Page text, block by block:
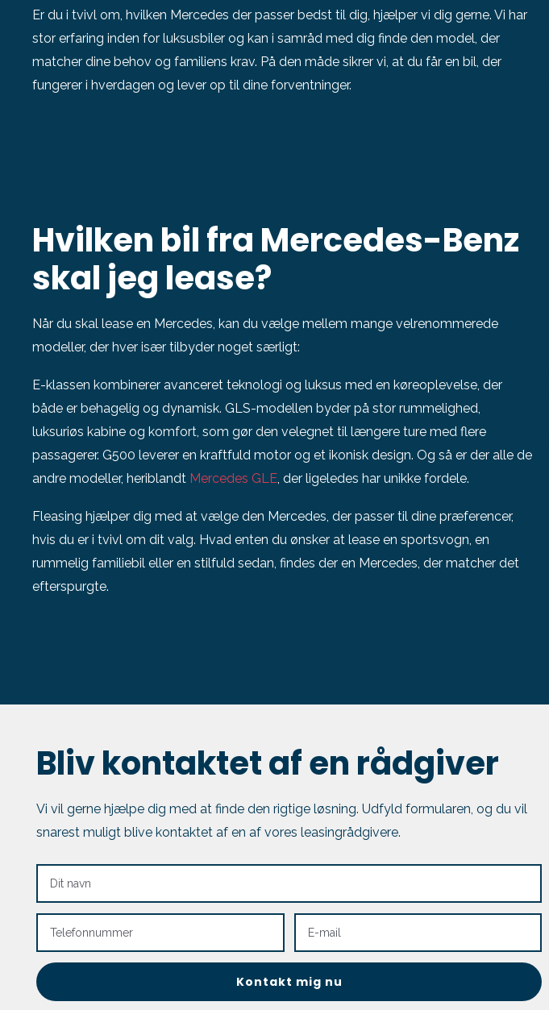
Er du i tvivl om, hvilken Mercedes der passer bedst til dig, hjælper vi dig gerne. Vi har
stor erfaring inden for luksusbiler og kan i samråd med dig finde den model, der
matcher dine behov og familiens krav. På den måde sikrer vi, at du får en bil, der
fungerer i hverdagen og lever op til dine forventninger.
Hvilken bil fra Mercedes-Benz
skal jeg lease?
Når du skal lease en Mercedes, kan du vælge mellem mange velrenommerede
modeller, der hver især tilbyder noget særligt:
E-klassen kombinerer avanceret teknologi og luksus med en køreoplevelse, der
både er behagelig og dynamisk. GLS-modellen byder på stor rummelighed,
luksuriøs kabine og komfort, som gør den velegnet til længere ture med flere
passagerer. G500 leverer en kraftfuld motor og et ikonisk design. Og så er der alle de
andre modeller, heriblandt Mercedes GLE, der ligeledes har unikke fordele.
Fleasing hjælper dig med at vælge den Mercedes, der passer til dine præferencer,
hvis du er i tvivl om dit valg. Hvad enten du ønsker at lease en sportsvogn, en
rummelig familiebil eller en stilfuld sedan, findes der en Mercedes, der matcher det
efterspurgte.
Bliv kontaktet af en rådgiver
Vi vil gerne hjælpe dig med at finde den rigtige løsning. Udfyld formularen, og du vil
snarest muligt blive kontaktet af en af vores leasingrådgivere.